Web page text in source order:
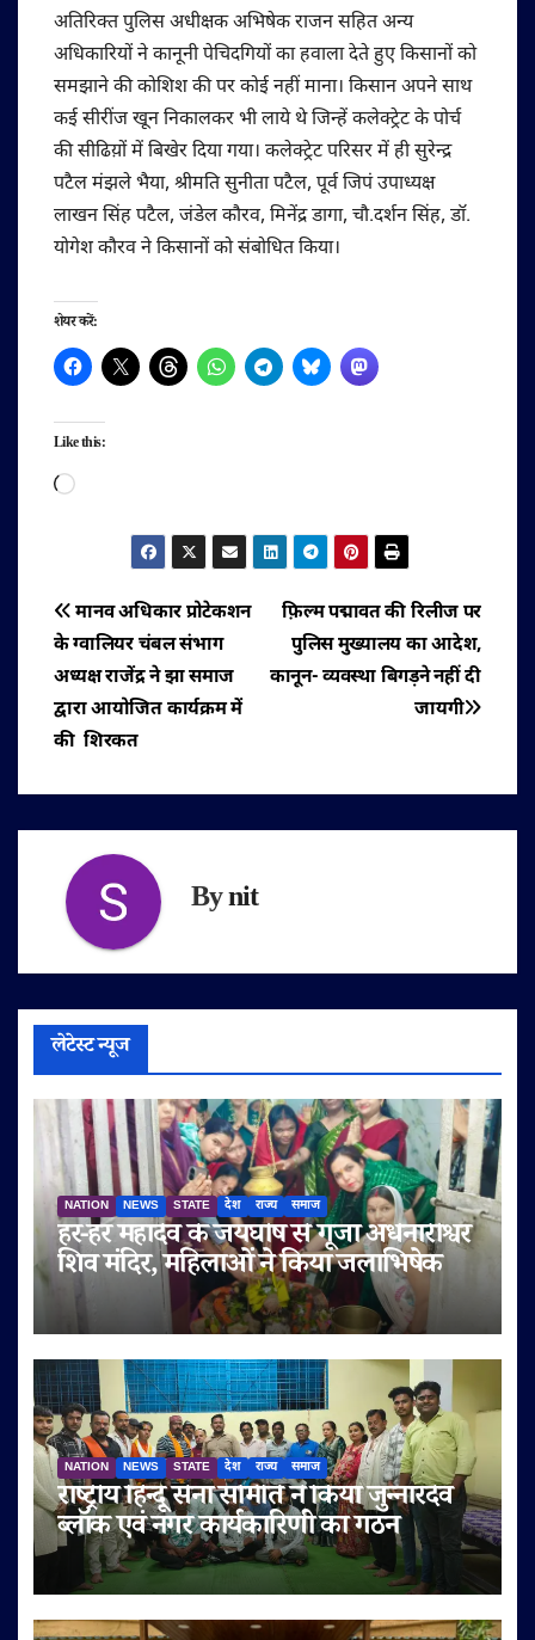
अतिरिक्त पुलिस अधीक्षक अभिषेक राजन सहित अन्य
अधिकारियों ने कानूनी पेचिदगियों का हवाला देते हुए किसानों को
समझाने की कोशिश की पर कोई नहीं माना। किसान अपने साथ
कई सीरींज खून निकालकर भी लाये थे जिन्हें कलेक्ट्रेट के पोर्च
की सीढिय़ों में बिखेर दिया गया। कलेक्ट्रेट परिसर में ही सुरेन्द्र
पटैल मंझले भैया, श्रीमति सुनीता पटैल, पूर्व जिपं उपाध्यक्ष
लाखन सिंह पटैल, जंडेल कौरव, मिनेंद्र डागा, चौ.दर्शन सिंह, डॉ.
योगेश कौरव ने किसानों को संबोधित किया।
शेयर करें:
Like this:
Loading…
पोस्ट
नेविगेशन
फ़िल्म पद्मावत की रिलीज पर
पुलिस मुख्यालय का आदेश,
कानून- व्यवस्था बिगड़ने नहीं दी
जायगी
मानव अधिकार प्रोटेकशन
के ग्वालियर चंबल संभाग
अध्यक्ष राजेंद्र ने झा समाज
द्वारा आयोजित कार्यक्रम में
की शिरकत
Bynit
लेटेस्ट न्यूज
NATION NEWS STATE देश राज्य समाज
हर-हर महादेव के जयघोष से गूंजा अर्धनारीश्वर
शिव मंदिर, महिलाओं ने किया जलाभिषेक
NATION NEWS STATE देश राज्य समाज
राष्ट्रीय हिन्दू सेना समिति ने किया जुन्नारदेव
ब्लॉक एवं नगर कार्यकारिणी का गठन